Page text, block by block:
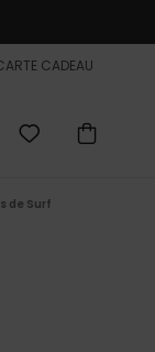
CADEAU
de Surf